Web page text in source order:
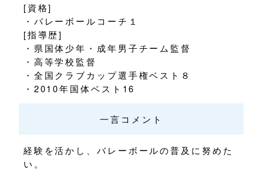
[資格]
・バレーボールコーチ１
[指導歴]
・県国体少年・成年男子チーム監督
・高等学校監督
・全国クラブカップ選手権ベスト８
・2010年国体ベスト16
一言コメント
経験を活かし、バレーボールの普及に努めた
い。